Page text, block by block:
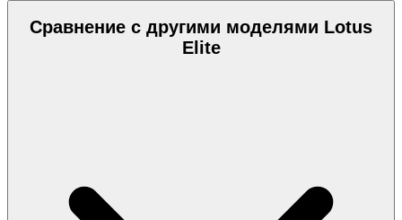
Сравнение с другими моделями Lotus
Elite